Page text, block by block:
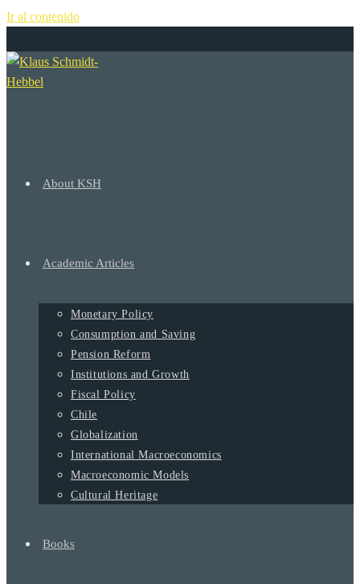
Ir al contenido
About KSH
Academic Articles
Monetary Policy
Consumption and Saving
Pension Reform
Institutions and Growth
Fiscal Policy
Chile
Globalization
International Macroeconomics
Macroeconomic Models
Cultural Heritage
Books